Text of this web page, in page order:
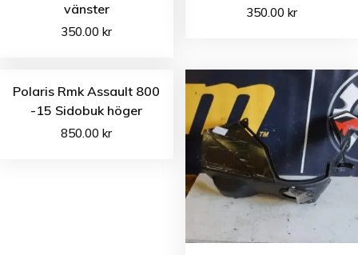
vänster
350.00kr
350.00 kr
Polaris Rmk Assault 800
-15 Sidobuk höger
850.00kr